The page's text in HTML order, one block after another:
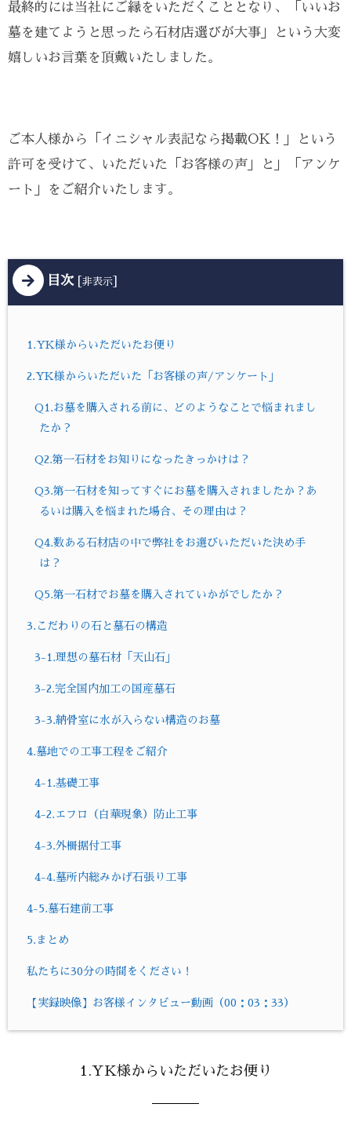
最終的には当社にご縁をいただくこととなり、「いいお
墓を建てようと思ったら石材店選びが大事」という大変
嬉しいお言葉を頂戴いたしました。
ご本人様から「イニシャル表記なら掲載OK！」という
許可を受けて、いただいた「お客様の声」と」「アンケ
ート」をご紹介いたします。
目次 非表示
1.YK様からいただいたお便り
2.YK様からいただいた「お客様の声/アンケート」
Q1.お墓を購入される前に、どのようなことで悩まれまし
たか？
Q2.第一石材をお知りになったきっかけは？
Q3.第一石材を知ってすぐにお墓を購入されましたか？あ
るいは購入を悩まれた場合、その理由は？
Q4.数ある石材店の中で弊社をお選びいただいた決め手
は？
Q5.第一石材でお墓を購入されていかがでしたか？
3.こだわりの石と墓石の構造
3-1.理想の墓石材「天山石」
3-2.完全国内加工の国産墓石
3-3.納骨室に水が入らない構造のお墓
4.墓地での工事工程をご紹介
4-1.基礎工事
4-2.エフロ（白華現象）防止工事
4-3.外柵据付工事
4-4.墓所内総みかげ石張り工事
4-5.墓石建前工事
5.まとめ
私たちに30分の時間をください！
【実録映像】お客様インタビュー動画（00：03：33）
1.YK様からいただいたお便り